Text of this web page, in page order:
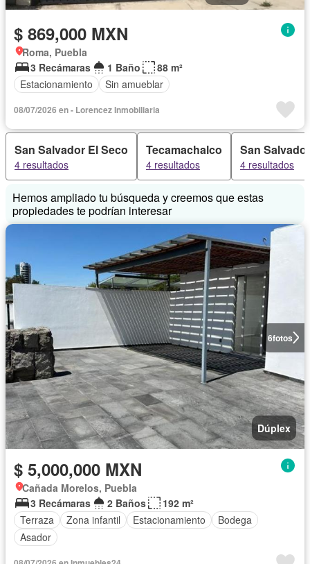
$ 869,000 MXN
Roma, Puebla
3 Recámaras
1 Baño
88 m²
Estacionamiento
Sin amueblar
08/07/2026 en - Lorencez Inmobiliaria
San Salvador El Seco
4 resultados
Tecamachalco
4 resultados
San
4 resultados
Hemos ampliado tu búsqueda y creemos que estas
propiedades te podrían interesar
6fotos
Dúplex
$ 5,000,000 MXN
Cañada Morelos, Puebla
3 Recámaras
2 Baños
192 m²
Terraza
Zona infantil Estacionamiento
Bodega
Asador